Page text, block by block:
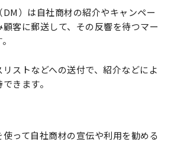
）は自社商材の紹介やキャンペー
客に郵送して、その反響を待つマー
ストなどへの送付で、紹介などによ
きます。
って自社商材の宣伝や利用を勧める